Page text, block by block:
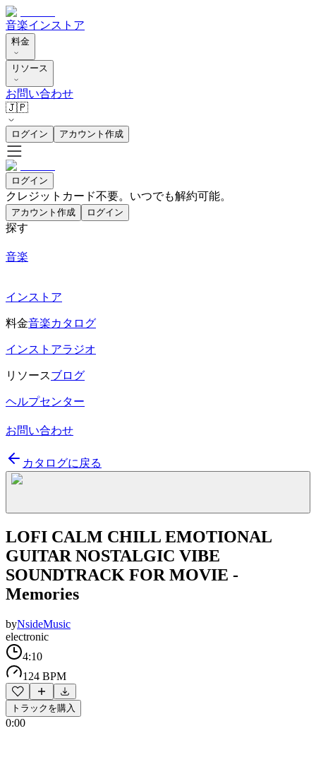
音楽インストア
料金
リソース
お問い合わせ
🇯🇵
ログイン アカウント作成
ログイン
クレジットカード不要。いつでも解約可能。
アカウント作成 ログイン
探す
音楽
インストア
料金音楽カタログ
インストアラジオ
リソースブログ
ヘルプセンター
お問い合わせ
カタログに戻る
LOFI CALM CHILL EMOTIONAL
GUITAR NOSTALGIC VIBE
SOUNDTRACK FOR MOVIE -
Memories
byNsideMusic
electronic
4:10
124 BPM
トラックを購入
0:00